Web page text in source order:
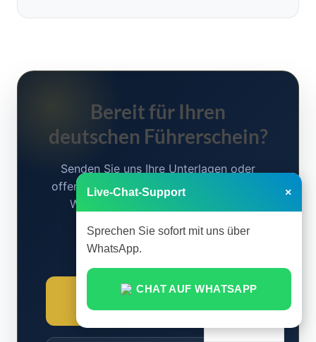
Bereit für Ihren
deutschen Führerschein?
Senden Sie uns Ihre Unterlagen oder
offene Fragen über unseren gesicherten
WhatsApp-Kanal. Wir garantieren
rechtssichere Abwicklung.
Live-Chat-Support ×
Sprechen Sie sofort mit uns über
WhatsApp.
CHAT AUF WHATSAPP